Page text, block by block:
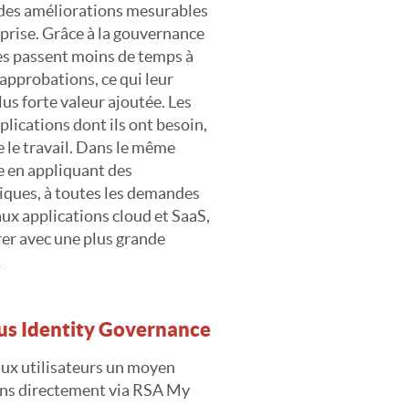
améliorations mesurables
Grâce à la gouvernance
passent moins de temps à
ce qui leur
forte valeur ajoutée. Les
dont ils ont besoin,
travail. Dans le même
appliquant des
à toutes les demandes
applications cloud et SaaS,
avec une plus grande
Identity Governance
utilisateurs un moyen
directement via RSA My